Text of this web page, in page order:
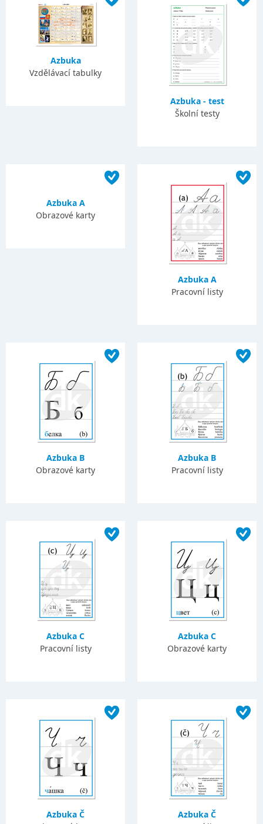
Azbuka
Vzdělávací tabulky
Azbuka - test
Školní testy
Azbuka A
Obrazové karty
Azbuka A
Pracovní listy
Azbuka B
Obrazové karty
Azbuka B
Pracovní listy
Azbuka C
Pracovní listy
Azbuka C
Obrazové karty
Azbuka Č
Azbuka Č